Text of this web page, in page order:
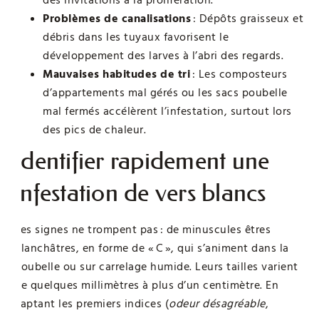
Problèmes de canalisations: Dépôts graisseux et
débris dans les tuyaux favorisent le
développement des larves à l’abri des regards.
Mauvaises habitudes de tri: Les composteurs
d’appartements mal gérés ou les sacs poubelle
mal fermés accélèrent l’infestation, surtout lors
des pics de chaleur.
Identifier rapidement une
infestation de vers blancs
Les signes ne trompent pas : de minuscules êtres
blanchâtres, en forme de « C », qui s’animent dans la
poubelle ou sur carrelage humide. Leurs tailles varient
de quelques millimètres à plus d’un centimètre. En
captant les premiers indices (odeur désagréable,